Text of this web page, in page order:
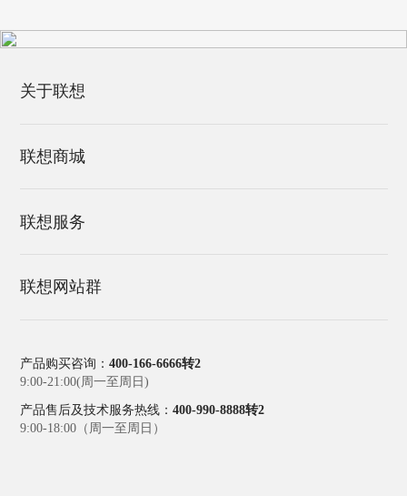
关于联想
投资者关系
参观联想
服务网点查询
联想商城
今日秒杀
以旧换新
联想服务
驱动与软件下载
Lenovo Quick Fix工具
24小时智能客服
保修配置查询
联想网站群
聚享汇
联想电脑管家
产品购买咨询： 400-166-6666转2
9:00-21:00(周一至周日)
产品售后及技术服务热线： 400-990-8888转2
9:00-18:00（周一至周日）